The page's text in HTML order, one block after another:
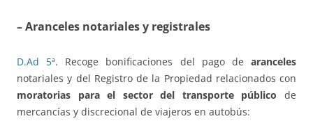
– Aranceles notariales y registrales
D.Ad 5ª. Recoge bonificaciones del pago dearanceles
notariales y del Registro de la Propiedad relacionados con
moratorias para el sector del transporte público de
mercancías y discrecional de viajeros en autobús: